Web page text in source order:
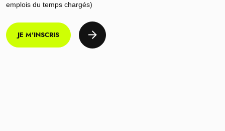
emplois du temps chargés)
JE M'INSCRIS